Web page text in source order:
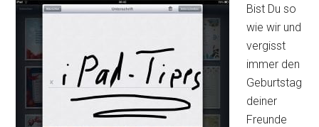
Bist Du so
wie wir und
vergisst
immer den
Geburtstag
deiner
Freunde